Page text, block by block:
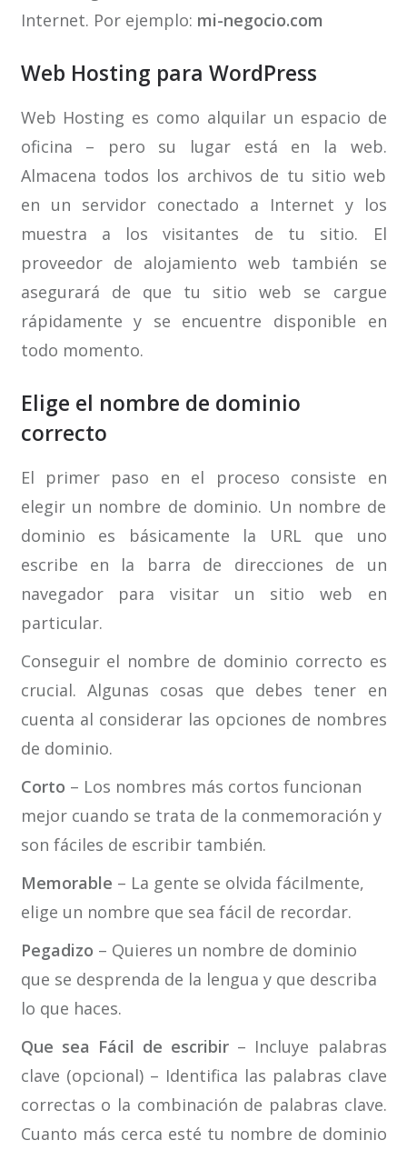
Internet. Por ejemplo: mi-negocio.com
Web Hosting para WordPress
Web Hosting es como alquilar un espacio de
oficina – pero su lugar está en la web.
Almacena todos los archivos de tu sitio web
en un servidor conectado a Internet y los
muestra a los visitantes de tu sitio. El
proveedor de alojamiento web también se
asegurará de que tu sitio web se cargue
rápidamente y se encuentre disponible en
todo momento.
Elige el nombre de dominio
correcto
El primer paso en el proceso consiste en
elegir un nombre de dominio. Un nombre de
dominio es básicamente la URL que uno
escribe en la barra de direcciones de un
navegador para visitar un sitio web en
particular.
Conseguir el nombre de dominio correcto es
crucial. Algunas cosas que debes tener en
cuenta al considerar las opciones de nombres
de dominio.
Corto – Los nombres más cortos funcionan
mejor cuando se trata de la conmemoración y
son fáciles de escribir también.
Memorable – La gente se olvida fácilmente,
elige un nombre que sea fácil de recordar.
Pegadizo – Quieres un nombre de dominio
que se desprenda de la lengua y que describa
lo que haces.
Que sea Fácil de escribir – Incluye palabras
clave (opcional) – Identifica las palabras clave
correctas o la combinación de palabras clave.
Cuanto más cerca esté tu nombre de dominio